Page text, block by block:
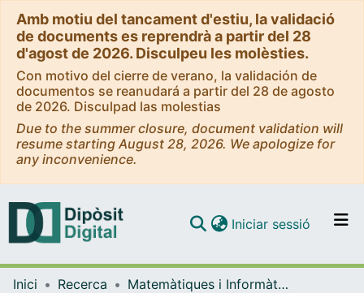
Amb motiu del tancament d'estiu, la validació
de documents es reprendrà a partir del 28
d'agost de 2026. Disculpeu les molèsties.
Con motivo del cierre de verano, la validación de
documentos se reanudará a partir del 28 de agosto
de 2026. Disculpad las molestias
Due to the summer closure, document validation will
resume starting August 28, 2026. We apologize for
any inconvenience.
Navega per tot el DD
Iniciar sessió (current)
Inici Recerca
Matemàtiques i Informàtica